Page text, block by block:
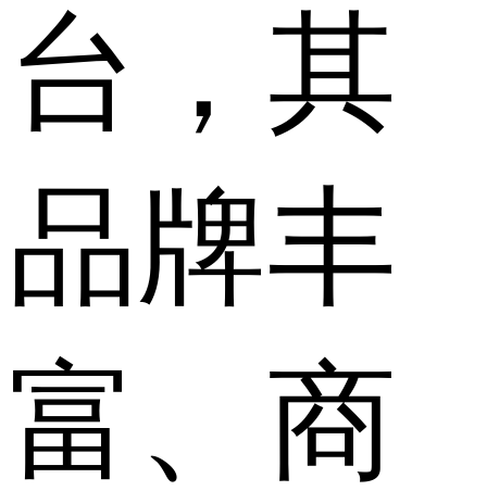
台，其
品牌丰
富、商